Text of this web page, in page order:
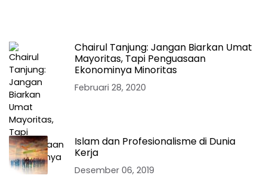
Chairul Tanjung: Jangan Biarkan Umat
Mayoritas, Tapi Penguasaan
Ekonominya Minoritas
Februari 28, 2020
Islam dan Profesionalisme di Dunia
Kerja
Desember 06, 2019